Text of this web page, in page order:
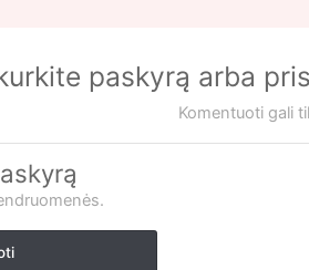
paskyrą arba
Komentuoti gali